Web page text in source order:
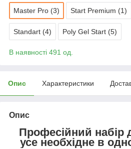
Master Pro (3) Start Premium (1)
Standart (4) Poly Gel Start (5)
В наявності 491 од.
Опис Характеристики
Опис
Професійний набір
усе необхідне в